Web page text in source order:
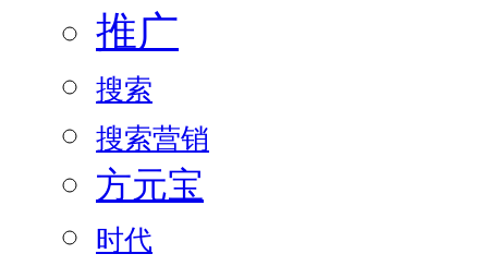
推广
搜索
搜索营销
方元宝
时代